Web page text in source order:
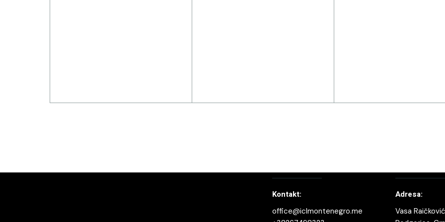
Kontakt:
office@iclmontenegro.me
Adresa:
Vasa